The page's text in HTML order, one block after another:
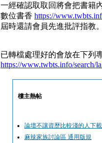
一經確認取取回將會把書籍
數位書香 https://
屆時還請會員先進批評指教
已轉檔處理好的會放在下列
https://www.twbts.info/search/
樓主熱帖
論壇不讓資歷比較淺的人下
麻辣家族討論區 通用版規